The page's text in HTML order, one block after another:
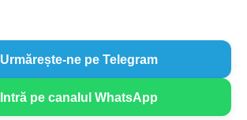
Urmărește-ne pe Telegram
Intră pe canalul WhatsApp